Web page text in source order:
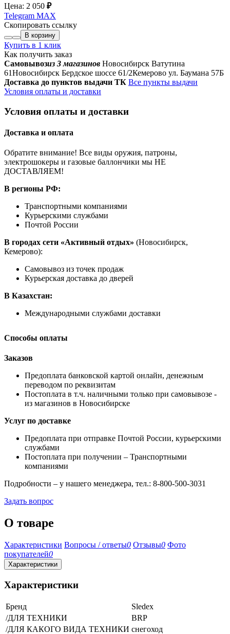
Цена: 2 050 ₽
Telegram MAX
Скопировать ссылку
В корзину
Купить в 1 клик
Как получить заказ
Самовывозиз 3 магазинов Новосибирск Ватутина
61Новосибирск Бердское шоссе 61/2Кемерово ул. Баумана 57Б
Доставка до пунктов выдачи ТК Все пункты выдачи
Условия оплаты и доставки
Условия оплаты и доставки
Доставка и оплата
Обратите внимание! Все виды оружия, патроны,
электрошокеры и газовые баллончики мы НЕ
ДОСТАВЛЯЕМ!
В регионы РФ:
Транспортными компаниями
Курьерскими службами
Почтой России
В городах сети «Активный отдых» (Новосибирск,
Кемерово):
Самовывоз из точек продаж
Курьерская доставка до дверей
В Казахстан:
Международными службами доставки
Способы оплаты
Заказов
Предоплата банковской картой онлайн, денежным
переводом по реквизитам
Постоплата в т.ч. наличными только при самовывозе -
из магазинов в Новосибирске
Услуг по доставке
Предоплата при отправке Почтой России, курьерскими
службами
Постоплата при получении – Транспортными
компаниями
Подробности – у нашего менеджера, тел.: 8-800-500-3031
Задать вопрос
О товаре
Характеристики Вопросы / ответы0 Отзывы0 Фото
покупателей0
Характеристики
Характеристики
Бренд
Sledex
/ДЛЯ ТЕХНИКИ
BRP
/ДЛЯ КАКОГО ВИДА ТЕХНИКИ снегоход